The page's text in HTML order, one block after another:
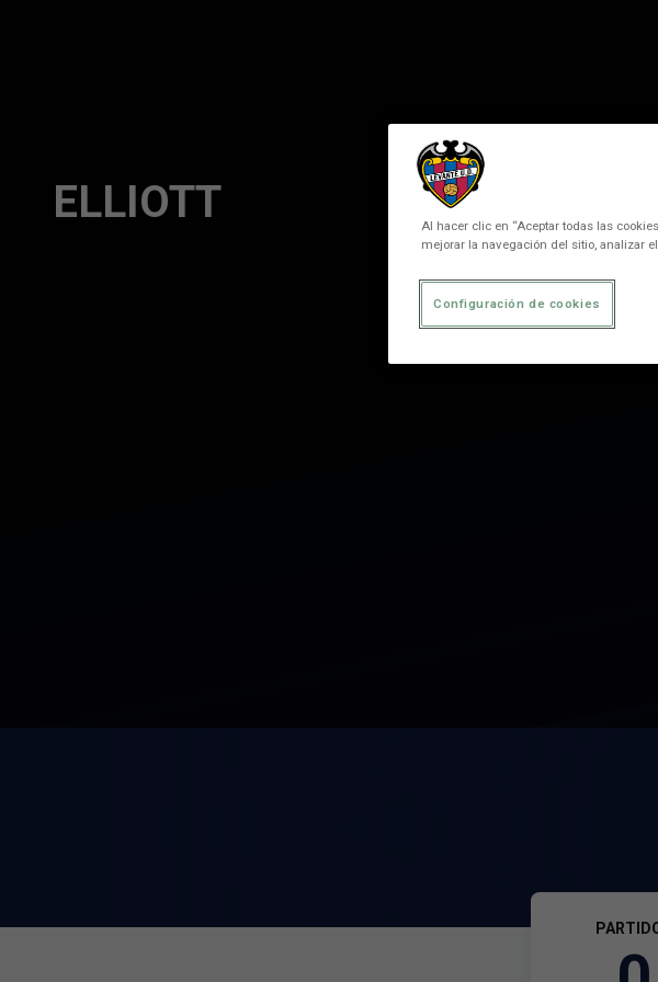
ELLIOTT
Al hacer clic en “Aceptar todas las
mejorar la navegación del sitio, analizar
Configuración de cookies